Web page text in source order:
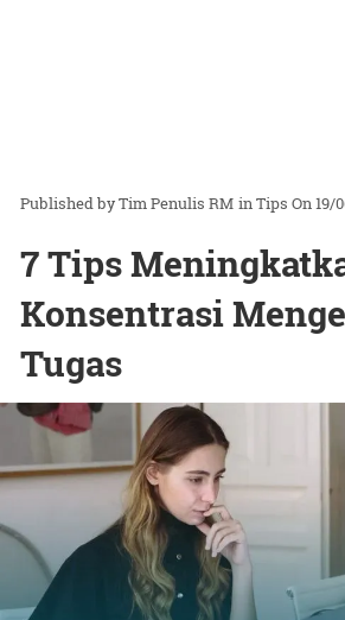
Tim Penulis RM inTips On 19/
7 Tips
Konsentrasi
Tugas